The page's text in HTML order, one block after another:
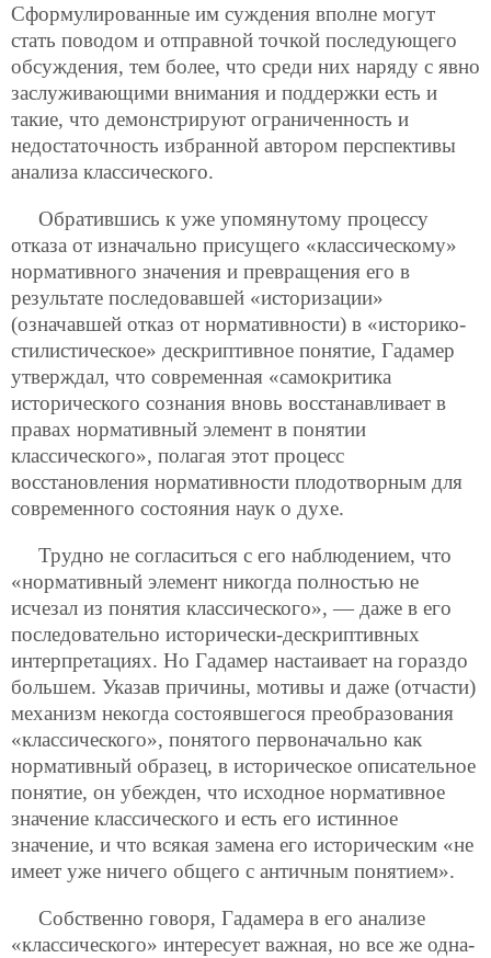
Сформулированные им суждения вполне могут
стать поводом и отправной точкой последующего
обсуждения, тем более, что среди них наряду с явно
заслуживающими внимания и поддержки есть и
такие, что демонстрируют ограниченность и
недостаточность избранной автором перспективы
анализа классического.
Обратившись к уже упомянутому процессу
отказа от изначально присущего «классическому»
нормативного значения и превращения его в
результате последовавшей «историзации»
(означавшей отказ от нормативности) в «историко-
стилистическое» дескриптивное понятие, Гадамер
утверждал, что современная «самокритика
исторического сознания вновь восстанавливает в
правах нормативный элемент в понятии
классического», полагая этот процесс
восстановления нормативности плодотворным для
современного состояния наук о духе.
Трудно не согласиться с его наблюдением, что
«нормативный элемент никогда полностью не
исчезал из понятия классического», — даже в его
последовательно исторически-дескриптивных
интерпретациях. Но Гадамер настаивает на гораздо
большем. Указав причины, мотивы и даже (отчасти)
механизм некогда состоявшегося преобразования
«классического», понятого первоначально как
нормативный образец, в историческое описательное
понятие, он убежден, что исходное нормативное
значение классического и есть его истинное
значение, и что всякая замена его историческим «не
имеет уже ничего общего с античным понятием».
Собственно говоря, Гадамера в его анализе
«классического» интересует важная, но все же одна-